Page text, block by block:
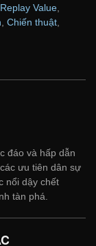
Replay Value
Chiến thuật
đáo và hấp dẫn
ưu tiên dân sự
nổi dậy chết
tàn phá.